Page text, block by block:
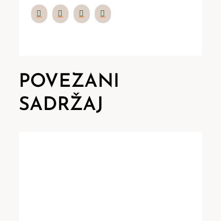
POVEZANI
SADRŽAJ